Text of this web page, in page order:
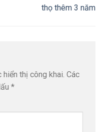
thọ thêm 3 năm
thị công khai. Các
*